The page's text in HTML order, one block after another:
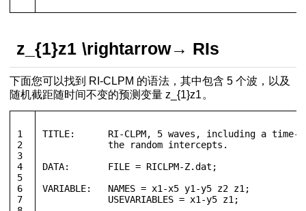
z_{1}z1 \rightarrow→ RIs
下面您可以找到 RI-CLPM 的语法，其中包含 5 个波，以及
随机截距随时间不变的预测变量 z_{1}z1 。
1
2
3
4
5
6
7
TITLE:	    RI-CLPM, 5 waves, including a
            the random intercepts.
DATA:       FILE = RICLPM-Z.dat;
VARIABLE:   NAMES = x1-x5 y1-y5 z2 z1;
            USEVARIABLES = x1-y5 z1;